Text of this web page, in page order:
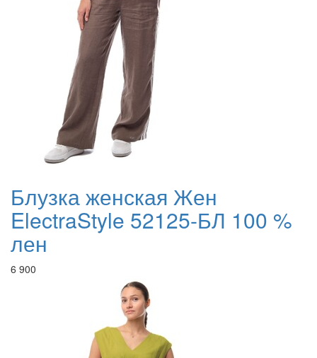
Блузка женская Жен
ElectraStyle 52125-БЛ 100 %
лен
6 900